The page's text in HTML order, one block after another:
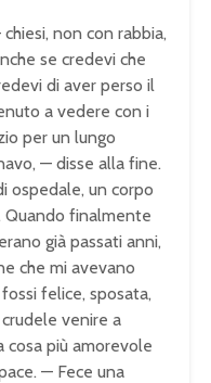
non con rabbia,
se credevi che
di aver perso il
a vedere con i
per un lungo
— disse alla fine.
ospedale, un corpo
Quando finalmente
già passati anni,
che mi avevano
felice, sposata,
venire a
cosa più amorevole
— Fece una